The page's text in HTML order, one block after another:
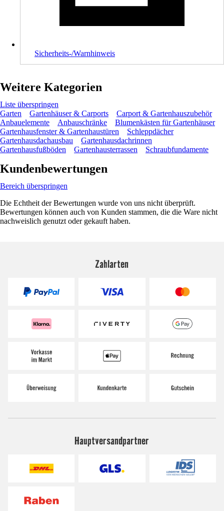
Sicherheits-/Warnhinweis
Weitere Kategorien
Liste überspringen
Garten
Gartenhäuser & Carports
Carport & Gartenhauszubehör
Anbauelemente
Anbauschränke
Blumenkästen für Gartenhäuser
Gartenhausfenster & Gartenhaustüren
Schleppdächer
Gartenhausdachausbau
Gartenhausdachrinnen
Gartenhausfußböden
Gartenhausterrassen Schraubfundamente
Kundenbewertungen
Bereich überspringen
Die Echtheit der Bewertungen wurde von uns nicht überprüft.
Bewertungen können auch von Kunden stammen, die die Ware nicht
nachweislich genutzt oder gekauft haben.
Zahlarten
Hauptversandpartner